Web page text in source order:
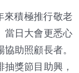
來積極推行敬老
當日大會更悉心
助照顧長者。
獎節目助興，